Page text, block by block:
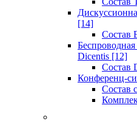
[14]
Состав
Dicentis [12]
Состав
Конференц-
Состав